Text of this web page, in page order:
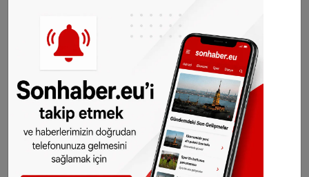
Dikkat edilmesi gerekenler
Avrupa'nın en yoğun
havalimanları: İstanbul
ikinci, Schiphol dördüncü
sırada
Kayıt yapılmayan cihaz tamamen kapanır
ve kurtarma imkanı sınırlıdır.